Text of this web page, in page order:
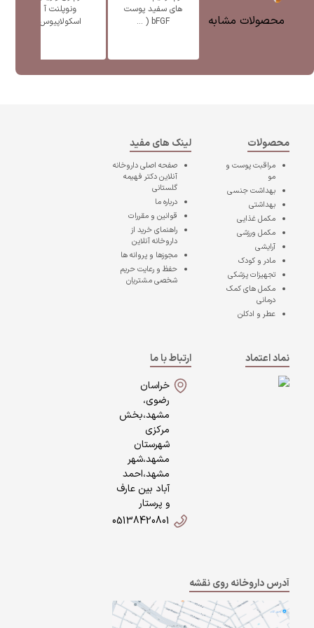
محصولات مشابه
های سفید پوست
bFGF ( ...
ونوپلنت آ
اسکولاپیوس
محصولات
مراقبت پوست و
مو
بهداشت جنسی
بهداشتی
مکمل غذایی
مکمل ورزشی
آرایشی
مادر و کودک
تجهیزات پزشکی
مکمل های کمک
درمانی
عطر و ادکلن
لینک های مفید
صفحه اصلیداروخانه
آنلاین دکتر فهیمه
گلستانی
درباره ما
قوانین و مقررات
راهنمای خرید از
داروخانه آنلاین
مجوزها و پروانه ها
حفظ و رعایت حریم
شخصی مشتریان
نماد اعتماد
ارتباط با ما
خراسان
رضوی،
مشهد،بخش
مرکزی
شهرستان
مشهد،شهر
مشهد،احمد
آباد بین عارف
و پرستار
05138420801
آدرس داروخانه روی نقشه